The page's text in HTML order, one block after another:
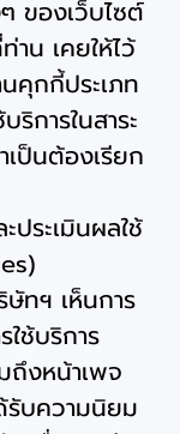
ของเว็บไซต์
น เคยให้ไว้
คุกกี้ประเภท
ริการในสาระ
ป็นต้องเรียก
ประเมินผลใช้
ทฯ เห็นการ
ช้บริการ
ถึงหน้าเพจ
รับความนิยม